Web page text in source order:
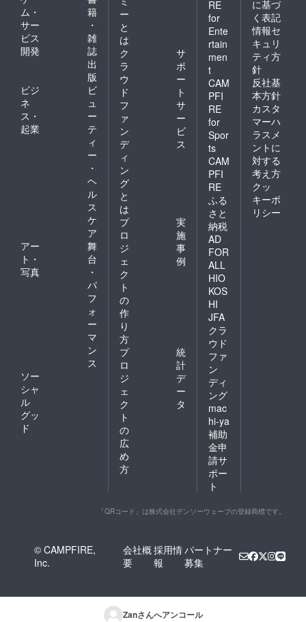
ム・
サー
ビス
開発
籍
・
雑
誌
出
版
ビジ
ネ
ス・
起業
ビ
ュ
ー
テ
ィ
ー
・
ヘ
ル
ス
ケ
ア
アー
ト・
写真
舞
台
・
パ
フ
ォ
ー
マ
ン
ス
ソー
シャ
ル
グッ
ド
ー
と
は
ク
ラ
ウ
ド
フ
ァ
ン
デ
ィ
ン
グ
と
は
サ
ポ
ー
ト
サ
ー
ビ
ス
プ
ロ
ジ
ェ
ク
ト
の
作
り
方
実
施
事
例
プ
ロ
ジ
ェ
ク
ト
の
広
め
方
統
計
デ
ー
タ
RE
for
Ente
rtain
men
t
CAM
PFI
RE
for
Spor
ts
CAM
PFI
RE
ふる
さと
納税
AD
FOR
ALL
HIO
KOS
HI
JFA
クラ
ウド
ファ
ン
ディ
ング
mac
hi-ya
補助
金申
請サ
ポー
ト
に基づ
く表記
情報セ
キュリ
ティ方
針
反社基
本方針
カスタ
マーハ
ラスメ
ントに
対する
考え方
クッ
キーポ
リシー
「QRコード」は株式会社デンソーウェーブの登録商標です。
© CAMPFIRE,
Inc.
会社概
要
採用情
報
パートナー
募集
Zanさんへアンコール